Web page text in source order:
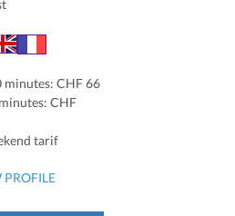
minutes: CHF 66
CHF
tarif
PROFILE